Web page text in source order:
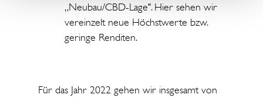
„Neubau/CBD-Lage". Hier sehen wir
vereinzelt neue Höchstwerte bzw.
geringe Renditen.
Für das Jahr 2022 gehen wir insgesamt von